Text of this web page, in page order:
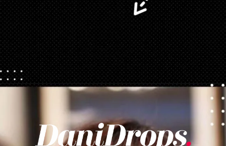
https://danidrops.com.br/corte-de-cabelo-long-bob/